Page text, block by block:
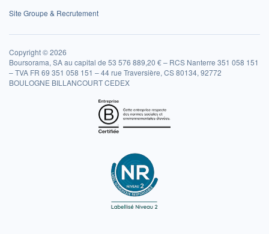
Site Groupe & Recrutement
Copyright © 2026
Boursorama, SA au capital de 53 576 889,20 € – RCS Nanterre 351 058 151
– TVA FR 69 351 058 151 – 44 rue Traversière, CS 80134, 92772
BOULOGNE BILLANCOURT CEDEX